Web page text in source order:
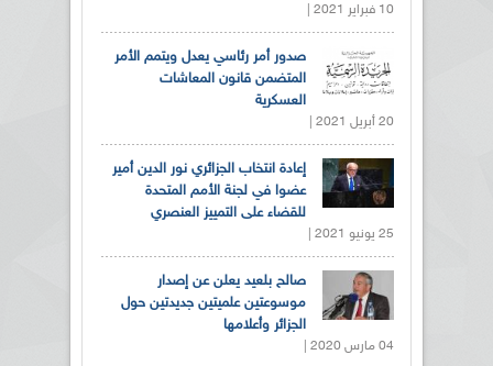
10 فبراير 2021 |
صدور أمر رئاسي يعدل ويتمم الأمر
المتضمن قانون المعاشات
العسكرية
20 أبريل 2021 |
إعادة انتخاب الجزائري نور الدين أمير
عضوا في لجنة الأمم المتحدة
للقضاء على التمييز العنصري
25 يونيو 2021 |
صالح بلعيد يعلن عن إصدار
موسوعتين علميتين جديدتين حول
الجزائر وأعلامها
04 مارس 2020 |